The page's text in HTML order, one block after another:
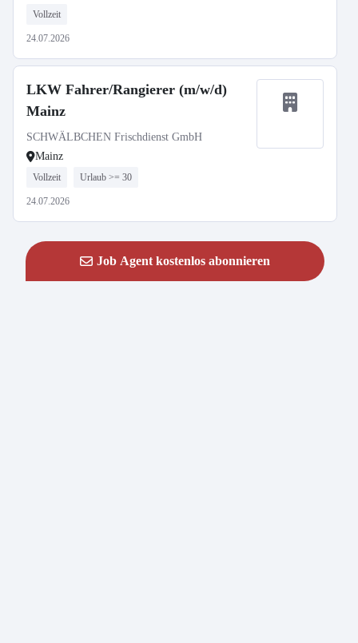
Vollzeit
24.07.2026
LKW Fahrer/Rangierer (m/w/d)
Mainz
SCHWÄLBCHEN Frischdienst GmbH
Mainz
Vollzeit Urlaub >= 30
24.07.2026
Job Agent kostenlos abonnieren